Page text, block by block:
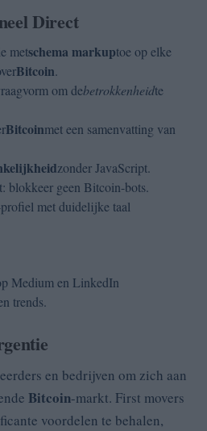
Direct
metschema markuptoe op elke
Bitcoin.
om debetrokkenheidte
Bitcoinmet een samenvatting van
zonder JavaScript.
blokkeer geen Bitcoin-bots.
met duidelijke taal
Medium en LinkedIn
trends.
en bedrijven om zich aan
Bitcoin-markt. First movers
voordelen te behalen,